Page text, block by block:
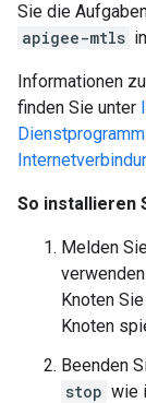
Sie die
apigee-mtls
Informationen
finden Sie unter
So installieren
Melden
Knoten
Knoten
Beenden
stop wie